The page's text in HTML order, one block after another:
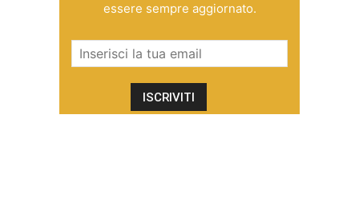
essere sempre aggiornato.